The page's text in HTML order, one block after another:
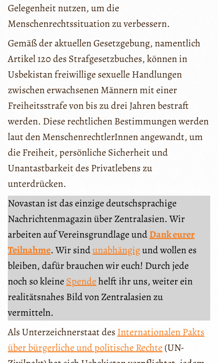
Gelegenheit nutzen, um die
Menschenrechtssituation zu verbessern.
Gemäß der aktuellen Gesetzgebung, namentlich
Artikel 120 des Strafgesetzbuches, können in
Usbekistan freiwillige sexuelle Handlungen
zwischen erwachsenen Männern mit einer
Freiheitsstrafe von bis zu drei Jahren bestraft
werden. Diese rechtlichen Bestimmungen werden
laut den MenschenrechtlerInnen angewandt, um
die Freiheit, persönliche Sicherheit und
Unantastbarkeit des Privatlebens zu
unterdrücken.
Novastan ist das einzige deutschsprachige
Nachrichtenmagazin über Zentralasien. Wir
arbeiten auf Vereinsgrundlage undDank eurer
Teilnahme. Wir sindunabhängigund wollen es
bleiben, dafür brauchen wir euch! Durch jede
noch so kleine Spendehelft ihr uns, weiter ein
realitätsnahes Bild von Zentralasien zu
vermitteln.
Als Unterzeichnerstaat des Internationalen Pakts
über bürgerliche und politische Rechte (UN-